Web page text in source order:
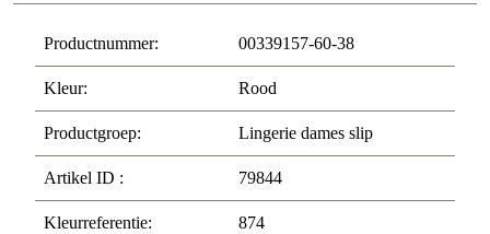
Productnummer: 00339157-60-38
Kleur: Rood
Productgroep: Lingerie dames slip
Artikel ID : 79844
Kleurreferentie: 874